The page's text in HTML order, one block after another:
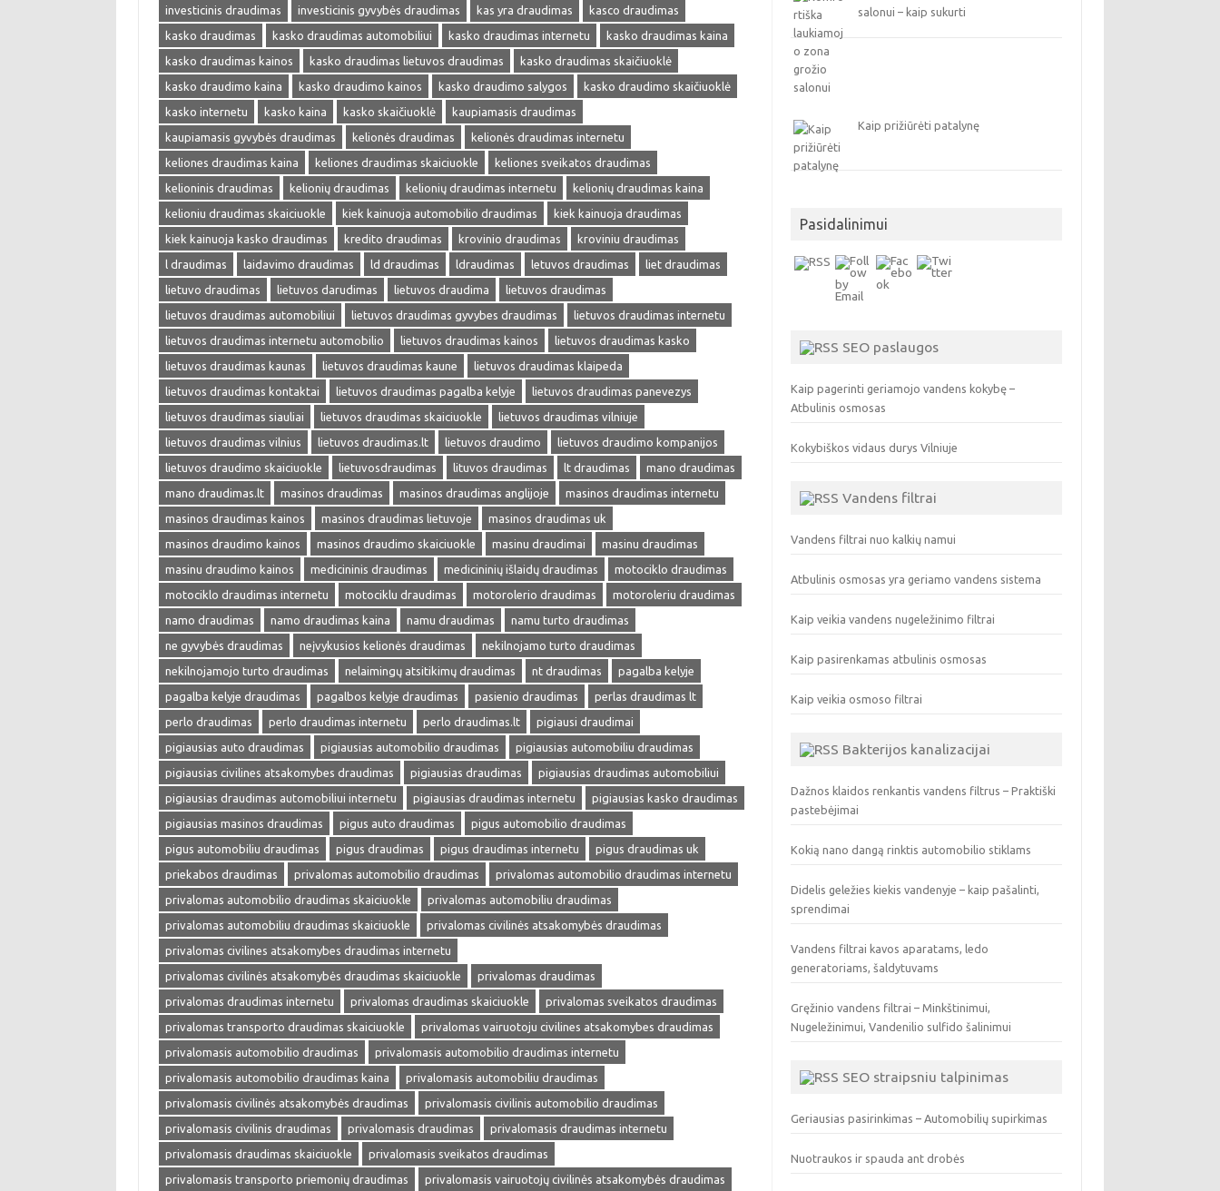
investicinis draudimas
investicinis gyvybės draudimas kas yra draudimas
kasco draudimas
kasko draudimas
kasko draudimas automobiliui kasko draudimas internetu
kasko draudimas kaina
kasko draudimas kainos
kasko draudimas lietuvos draudimas
kasko draudimas skaičiuoklė
kasko draudimo kaina
kasko draudimo kainos kasko draudimo salygos
kasko draudimo skaičiuoklė
kasko internetu
kasko kaina kasko skaičiuoklė
kaupiamasis draudimas
kaupiamasis gyvybės draudimas
kelionės draudimas
kelionės draudimas internetu
keliones draudimas kaina
keliones draudimas skaiciuokle
keliones sveikatos draudimas
kelioninis draudimas
kelionių draudimas kelionių draudimas internetu
kelionių draudimas kaina
kelioniu draudimas skaiciuokle
kiek kainuoja automobilio draudimas
kiek kainuoja draudimas
kiek kainuoja kasko draudimas
kredito draudimas krovinio draudimas
kroviniu draudimas
l draudimas
laidavimo draudimas ld draudimas ldraudimas letuvos draudimas
liet draudimas
lietuvo draudimas
lietuvos darudimas lietuvos draudima
lietuvos draudimas
lietuvos draudimas automobiliui
lietuvos draudimas gyvybes draudimas
lietuvos draudimas internetu
lietuvos draudimas internetu automobilio
lietuvos draudimas kainos
lietuvos draudimas kasko
lietuvos draudimas kaunas
lietuvos draudimas kaune
lietuvos draudimas klaipeda
lietuvos draudimas kontaktai
lietuvos draudimas pagalba kelyje
lietuvos draudimas panevezys
lietuvos draudimas siauliai
lietuvos draudimas skaiciuokle
lietuvos draudimas vilniuje
lietuvos draudimas vilnius
lietuvos draudimas.lt lietuvos draudimo
lietuvos draudimo kompanijos
lietuvos draudimo skaiciuokle
lietuvosdraudimas lituvos draudimas lt draudimas
mano draudimas
mano draudimas.lt
masinos draudimas masinos draudimas anglijoje
masinos draudimas internetu
masinos draudimas kainos
masinos draudimas lietuvoje
masinos draudimas uk
masinos draudimo kainos
masinos draudimo skaiciuokle masinu draudimai
masinu draudimas
masinu draudimo kainos
medicininis draudimas medicininių išlaidų draudimas
motociklo draudimas
motociklo draudimas internetu
motociklu draudimas motorolerio draudimas
motoroleriu draudimas
namo draudimas
namo draudimas kaina namu draudimas
namu turto draudimas
ne gyvybės draudimas
neįvykusios kelionės draudimas
nekilnojamo turto draudimas
nekilnojamojo turto draudimas
nelaimingų atsitikimų draudimas nt draudimas
pagalba kelyje
pagalba kelyje draudimas
pagalbos kelyje draudimas pasienio draudimas
perlas draudimas lt
perlo draudimas
perlo draudimas internetu perlo draudimas.lt
pigiausi draudimai
pigiausias auto draudimas
pigiausias automobilio draudimas
pigiausias automobiliu draudimas
pigiausias civilines atsakomybes draudimas
pigiausias draudimas
pigiausias draudimas automobiliui
pigiausias draudimas automobiliui internetu
pigiausias draudimas internetu
pigiausias kasko draudimas
pigiausias masinos draudimas
pigus auto draudimas
pigus automobilio draudimas
pigus automobiliu draudimas
pigus draudimas pigus draudimas internetu
pigus draudimas uk
priekabos draudimas
privalomas automobilio draudimas
privalomas automobilio draudimas internetu
privalomas automobilio draudimas skaiciuokle
privalomas automobiliu draudimas
privalomas automobiliu draudimas skaiciuokle
privalomas civilinės atsakomybės draudimas
privalomas civilines atsakomybes draudimas internetu
privalomas civilinės atsakomybės draudimas skaiciuokle
privalomas draudimas
privalomas draudimas internetu
privalomas draudimas skaiciuokle
privalomas sveikatos draudimas
privalomas transporto draudimas skaiciuokle
privalomas vairuotoju civilines atsakomybes draudimas
privalomasis automobilio draudimas
privalomasis automobilio draudimas internetu
privalomasis automobilio draudimas kaina
privalomasis automobiliu draudimas
privalomasis civilinės atsakomybės draudimas
privalomasis civilinis automobilio draudimas
privalomasis civilinis draudimas
privalomasis draudimas
privalomasis draudimas internetu
privalomasis draudimas skaiciuokle
privalomasis sveikatos draudimas
privalomasis transporto priemonių draudimas
privalomasis vairuotojų civilinės atsakomybės draudimas
salonui – kaip sukurti
Kaip prižiūrėti patalynę
Pasidalinimui
SEO paslaugos
Kaip pagerinti geriamojo vandens kokybę –
Atbulinis osmosas
Kokybiškos vidaus durys Vilniuje
Vandens filtrai
Vandens filtrai nuo kalkių namui
Atbulinis osmosas yra geriamo vandens sistema
Kaip veikia vandens nugeležinimo filtrai
Kaip pasirenkamas atbulinis osmosas
Kaip veikia osmoso filtrai
Bakterijos kanalizacijai
Dažnos klaidos renkantis vandens filtrus – Praktiški
pastebėjimai
Kokią nano dangą rinktis automobilio stiklams
Didelis geležies kiekis vandenyje – kaip pašalinti,
sprendimai
Vandens filtrai kavos aparatams, ledo
generatoriams, šaldytuvams
Gręžinio vandens filtrai – Minkštinimui,
Nugeležinimui, Vandenilio sulfido šalinimui
SEO straipsniu talpinimas
Geriausias pasirinkimas – Automobilių supirkimas
Nuotraukos ir spauda ant drobės